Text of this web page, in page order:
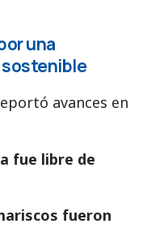
una
sostenible
avances en
fue libre de
fueron